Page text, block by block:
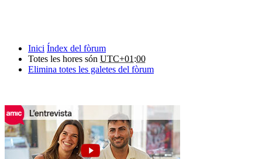
Inici Índex del fòrum
Totes les hores són UTC+01:00
Elimina totes les galetes del fòrum